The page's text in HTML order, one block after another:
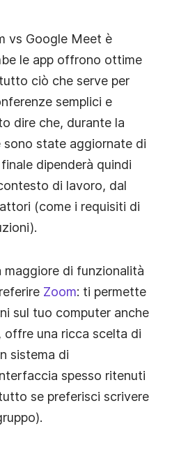
vs Google Meet è
le app offrono ottime
ciò che serve per
semplici e
dire che, durante la
sono state aggiornate di
dipenderà quindi
di lavoro, dal
(come i requisiti di
maggiore di funzionalità
Zoom: ti permette
sul tuo computer anche
una ricca scelta di
sistema di
spesso ritenuti
se preferisci scrivere